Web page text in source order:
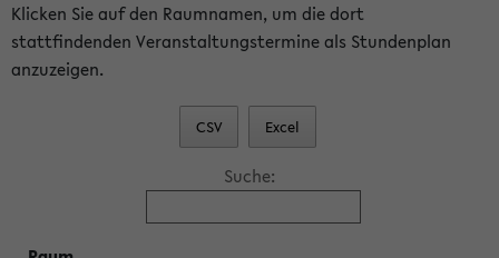
Klicken Sie auf den Raumnamen, um die dort
stattfindenden Veranstaltungstermine als Stundenplan
anzuzeigen.
CSV Excel
Suche: